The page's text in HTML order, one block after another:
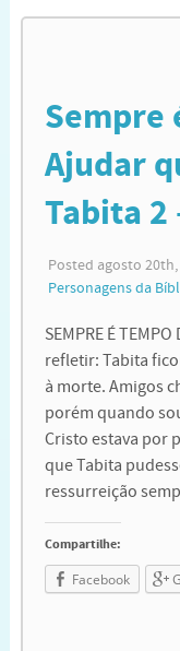
Sempre
Ajudar
Tabita 2
Posted agosto 20th,
Personagens da
SEMPRE É
refletir: Tabita
à morte. Amigos
porém quando
Cristo estava por
que Tabita
ressurreição
Compartilhe:
Facebook